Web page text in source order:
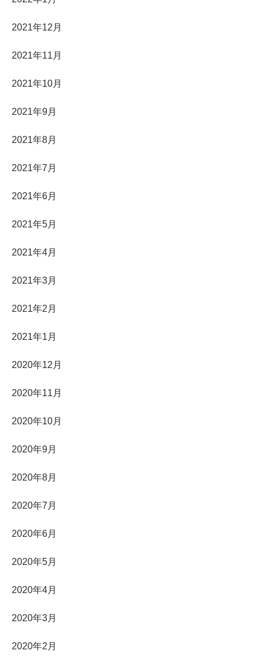
2021年12月
2021年11月
2021年10月
2021年9月
2021年8月
2021年7月
2021年6月
2021年5月
2021年4月
2021年3月
2021年2月
2021年1月
2020年12月
2020年11月
2020年10月
2020年9月
2020年8月
2020年7月
2020年6月
2020年5月
2020年4月
2020年3月
2020年2月